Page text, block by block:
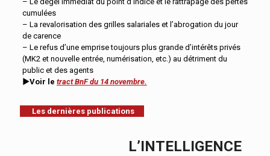
cumulées
– La revalorisation des grilles salariales et l’abrogation du jour
de carence
– Le refus d’une emprise toujours plus grande d’intérêts privés
(MK2 et nouvelle entrée, numérisation, etc.) au détriment du
public et des agents
►Voir le tract BnF du 14 novembre.
Les dernières publications
L’INTELLIGENCE